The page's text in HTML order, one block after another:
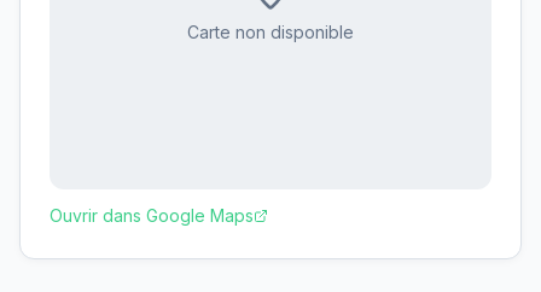
Carte non disponible
Ouvrir dans Google Maps